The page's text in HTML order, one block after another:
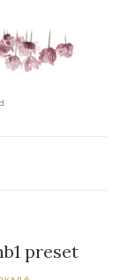
preset